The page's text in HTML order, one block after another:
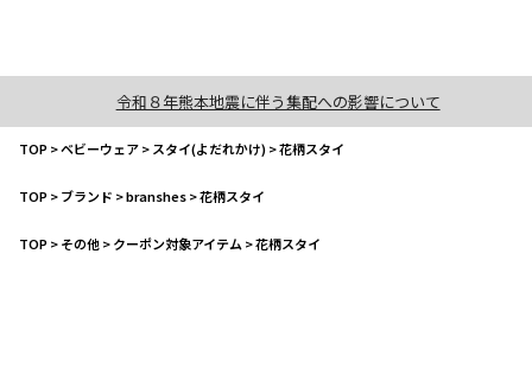
令和８年熊本地震に伴う集配への影響について
TOP>ベビーウェア>スタイ(よだれかけ)>花柄スタイ
TOP>ブランド >branshes>花柄スタイ
TOP>その他>クーポン対象アイテム >花柄スタイ